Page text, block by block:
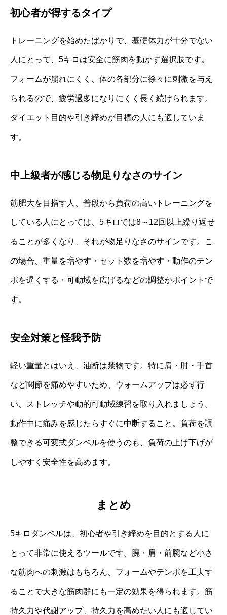
初心者が得するタイプ
トレーニングを始めたばかりで、基礎体力が十分でない
人にとって、5キロは安全に筋肉を動かす選択肢です。
フォームが崩れにくく、体の各部分に徐々に刺激を与え
られるので、疲労過多になりにくく長く続けられます。
ダイエット目的や引き締めが目標の人にも適していま
す。
中上級者が感じる物足りなさのサイン
筋肥大を目指す人、普段から負荷の高いトレーニングを
している人にとっては、5キロでは8～12回以上繰り返せ
ることが多くなり、それが物足りなさのサインです。こ
の場合、重量を増やす・セット数を増やす・動作のテン
ポを遅くする・可動域を広げるなどの調整がポイントで
す。
安全対策と怪我予防
軽い重量とはいえ、油断は禁物です。特に肩・肘・手首
など関節を痛めやすいため、ウォームアップは必ず行
い、ストレッチや動的可動域練習を取り入れましょう。
動作中に痛みを感じたらすぐに中断すること。負荷を調
整できる可変式ダンベルを使うのも、負荷の上げ下げが
しやすく安全性を高めます。
まとめ
5キロダンベルは、初心者や引き締めを目的とする人に
とって非常に使えるツールです。腕・肩・前腕など小さ
な筋肉への刺激はもちろん、フォームやテンポを工夫す
ることで大きな筋肉群にも一定の効果を得られます。筋
持久力や代謝アップ、持久力を高めたい人にも適してい